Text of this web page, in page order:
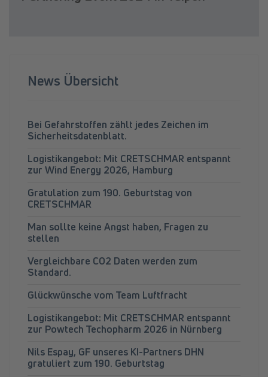
News Übersicht
Bei Gefahrstoffen zählt jedes Zeichen im
Sicherheitsdatenblatt.
Logistikangebot: Mit CRETSCHMAR entspannt
zur Wind Energy 2026, Hamburg
Gratulation zum 190. Geburtstag von
CRETSCHMAR
Man sollte keine Angst haben, Fragen zu
stellen
Vergleichbare CO2 Daten werden zum
Standard.
Glückwünsche vom Team Luftfracht
Logistikangebot: Mit CRETSCHMAR entspannt
zur Powtech Techopharm 2026 in Nürnberg
Nils Espay, GF unseres KI-Partners DHN
gratuliert zum 190. Geburtstag